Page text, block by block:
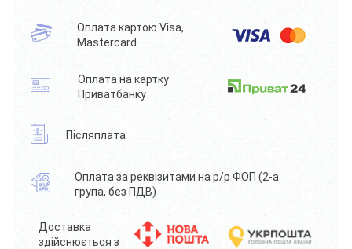
Оплата картою Visa,
Mastercard
Оплата на картку
Приватбанку
Післяплата
Оплата за реквізитами на р/р ФОП (2-а
група, без ПДВ)
Доставка
здійснюється з